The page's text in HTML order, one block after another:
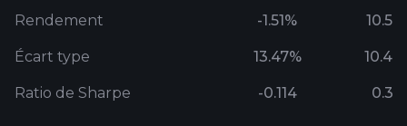
Rendement -1.51%
Écart type 13.47%
Ratio de Sharpe -0.114